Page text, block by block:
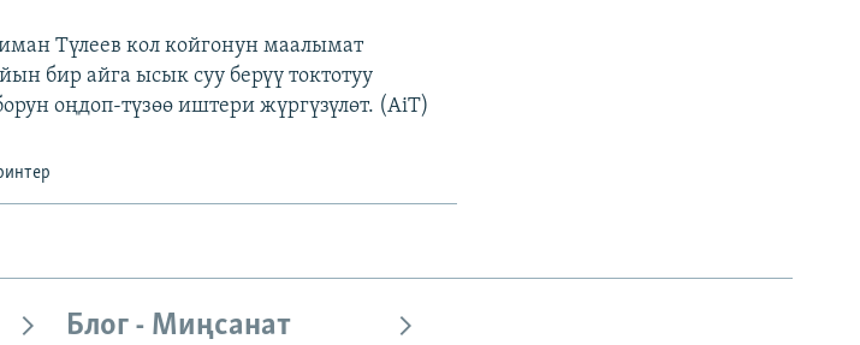
Түлеев кол койгонун маалымат
бир айга ысык суу берүү токтотуу
оңдоп-түзөө иштери жүргүзүлөт. (AiT)
Блог - Миңсанат